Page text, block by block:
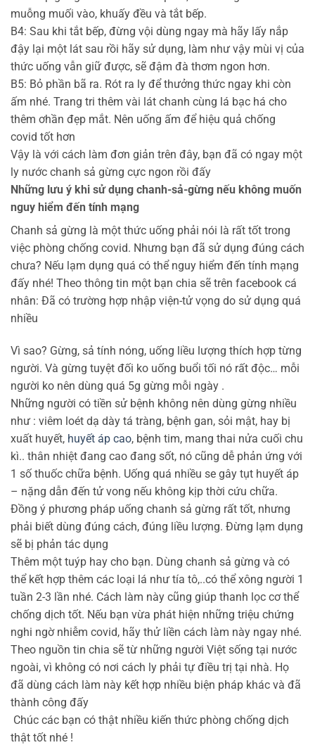
muỗng muối vào, khuấy đều và tắt bếp.
B4: Sau khi tắt bếp, đừng vội dùng ngay mà hãy lấy nắp
đậy lại một lát sau rồi hãy sử dụng, làm như vậy mùi vị của
thức uống vẫn giữ được, sẽ đậm đà thơm ngon hơn.
B5: Bỏ phần bã ra. Rót ra ly để thưởng thức ngay khi còn
ấm nhé. Trang tri thêm vài lát chanh cùng lá bạc há cho
thêm ơhần đẹp mắt. Nên uống ấm để hiệu quả chống
covid tốt hơn
Vậy là với cách làm đơn giản trên đây, bạn đã có ngay một
ly nước chanh sả gừng cực ngon rồi đấy
Những lưu ý khi sử dụng chanh-sả-gừng nếu không muốn
nguy hiểm đến tính mạng
Chanh sả gừng là một thức uống phải nói là rất tốt trong
việc phòng chống covid. Nhưng bạn đã sử dụng đúng cách
chưa? Nếu lạm dụng quá có thể nguy hiểm đến tính mạng
đấy nhé! Theo thông tin một bạn chia sẽ trên facebook cá
nhân: Đã có trường hợp nhập viện-tử vọng do sử dụng quá
nhiều
Vì sao? Gừng, sả tính nóng, uống liều lượng thích hợp từng
người. Và gừng tuyệt đối ko uống buổi tối nó rất độc… mỗi
người ko nên dùng quá 5g gừng mỗi ngày .
Những người có tiền sử bệnh không nên dùng gừng nhiều
như : viêm loét dạ dày tá tràng, bệnh gan, sỏi mật, hay bị
xuất huyết, huyết áp cao, bệnh tim, mang thai nửa cuối chu
kì.. thân nhiệt đang cao đang sốt, nó cũng dễ phản ứng với
1 số thuốc chữa bệnh. Uống quá nhiều se gây tụt huyết áp
– nặng dẫn đến tử vong nếu không kịp thời cứu chữa.
Đồng ý phương pháp uống chanh sả gừng rất tốt, nhưng
phải biết dùng đúng cách, đúng liều lượng. Đừng lạm dụng
sẽ bị phản tác dụng
Thêm một tuýp hay cho bạn. Dùng chanh sả gừng và có
thể kết hợp thêm các loại lá như tía tô,..có thể xông người 1
tuần 2-3 lần nhé. Cách làm này cũng giúp thanh lọc cơ thể
chống dịch tốt. Nếu bạn vừa phát hiện những triệu chứng
nghi ngờ nhiễm covid, hãy thử liền cách làm này ngay nhé.
Theo nguồn tin chia sẽ từ những người Việt sống tại nước
ngoài, vì không có nơi cách ly phải tự điều trị tại nhà. Họ
đã dùng cách làm này kết hợp nhiều biện pháp khác và đã
thành công đấy
Chúc các bạn có thật nhiều kiến thức phòng chống dịch
thật tốt nhé !